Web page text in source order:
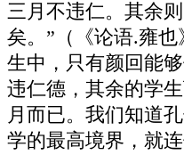
三月不违仁。其余
矣。”（《论语.雍
生中，只有颜回能
违仁德，其余的学
月而已。我们知道
学的最高境界，就